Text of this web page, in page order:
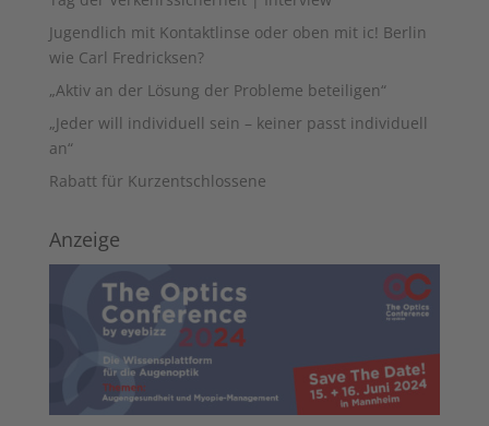
Jugendlich mit Kontaktlinse oder oben mit ic! Berlin
wie Carl Fredricksen?
„Aktiv an der Lösung der Probleme beteiligen“
„Jeder will individuell sein – keiner passt individuell
an“
Rabatt für Kurzentschlossene
Anzeige